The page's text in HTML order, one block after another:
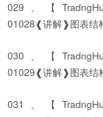
029、【
01028❰讲解❱图表结
030、【
01029❰讲解❱图表结
031、【